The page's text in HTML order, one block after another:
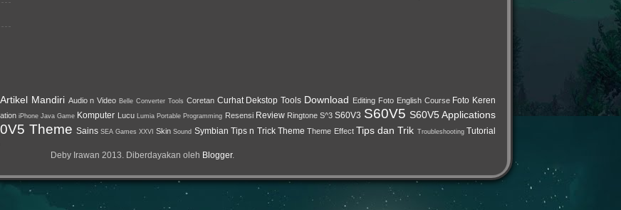
Artikel Mandiri Audio n Video Belle Converter Tools Coretan Curhat Dekstop Tools Download Editing Foto English Course Foto Keren
iPhone Java Game Komputer Lucu Lumia Portable Programming Resensi Review Ringtone S^3 S60V3 S60V5 S60V5 Applications
Theme Sains SEA Games XXVI Skin Sound Symbian Tips n Trick Theme Theme Effect Tips dan Trik Troubleshooting Tutorial
Deby Irawan 2013. Diberdayakan oleh Blogger.